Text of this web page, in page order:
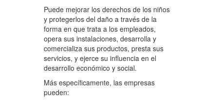
Puede mejorar los derechos de los niños
y protegerlos del daño a través de la
forma en que trata a los empleados,
opera sus instalaciones, desarrolla y
comercializa sus productos, presta sus
servicios, y ejerce su influencia en el
desarrollo económico y social.
Más específicamente, las empresas
pueden: